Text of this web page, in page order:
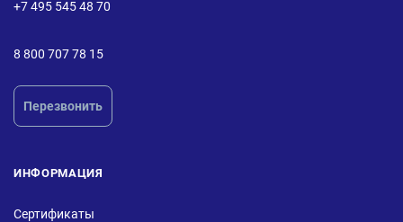
+7 495 545 48 70
8 800 707 78 15
Перезвонить
ИНФОРМАЦИЯ
Сертификаты